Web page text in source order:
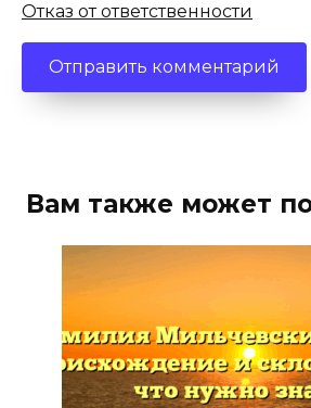
Отказ от ответственности
Вам также может